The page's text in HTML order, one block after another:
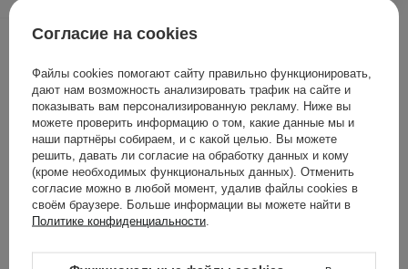
Другие клиенты также
проверили
Согласие на cookies
Файлы cookies помогают сайту правильно функционировать,
дают нам возможность анализировать трафик на сайте и
показывать вам персонализированную рекламу. Ниже вы
можете проверить информацию о том, какие данные мы и
наши партнёры собираем, и с какой целью. Вы можете
решить, давать ли согласие на обработку данных и кому
(кроме необходимых функциональных данных). Отменить
согласие можно в любой момент, удалив файлы cookies в
своём браузере. Больше информации вы можете найти в
Политике конфиденциальности